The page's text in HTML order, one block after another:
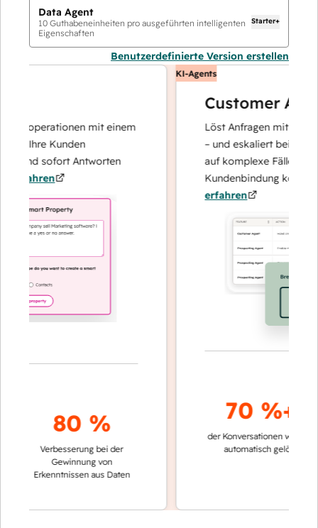
Data Agent
10 Guthabeneinheiten pro ausgeführten intelligenten
Eigenschaften
Starter+
Benutzerdefinierte Version erstellen
mit einem
Ihre Kunden
sofort Antworten
80 %
Verbesserung bei der
Gewinnung von
Erkenntnissen aus Daten
KI-Agents
Customer Agent
Löst Anfragen mit
– und eskaliert bei Bedarf,
auf komplexe Fälle und
Kundenbindung
erfahren
70 %+
der Konversationen werden
automatisch gelöst